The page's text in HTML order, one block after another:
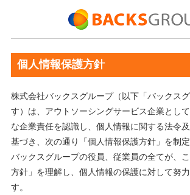
個人情報保護方針
株式会社バックスグループ（以下「バックス
す）は、アウトソーシングサービス企業とし
な企業責任を認識し、個人情報に関する法令
基づき、次の通り「個人情報保護方針」を制定
バックスグループの役員、従業員の全てが、
方針」を理解し、個人情報の保護に対して努
す。